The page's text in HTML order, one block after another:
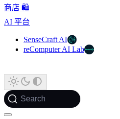
商店 🛍️
AI 平台
SenseCraft AI
reComputer AI Lab
Search